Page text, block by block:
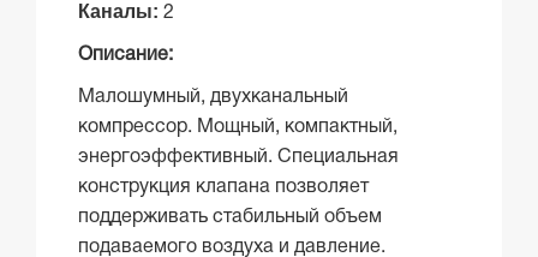
Каналы: 2
Описание:
Малошумный, двухканальный
компрессор. Мощный, компактный,
энергоэффективный. Специальная
конструкция клапана позволяет
поддерживать стабильный объем
подаваемого воздуха и давление.